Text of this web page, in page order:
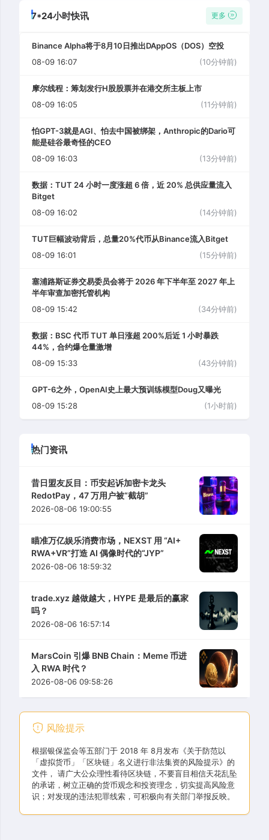
7*24小时快讯 更多
Binance Alpha将于8月10日推出DAppOS（DOS）空投
08-09 16:07
(10分钟前)
摩尔线程：筹划发行H股股票并在港交所主板上市
08-09 16:05
(11分钟前)
怕GPT-3就是AGI、怕去中国被绑架，Anthropic的Dario可
能是硅谷最奇怪的CEO
08-09 16:03
(13分钟前)
数据：TUT 24 小时一度涨超 6 倍，近 20% 总供应量流入
Bitget
08-09 16:02
(14分钟前)
TUT巨幅波动背后，总量20%代币从Binance流入Bitget
08-09 16:01
(15分钟前)
塞浦路斯证券交易委员会将于 2026 年下半年至 2027 年上
半年审查加密托管机构
08-09 15:42
(34分钟前)
数据：BSC 代币 TUT 单日涨超 200%后近 1 小时暴跌
44%，合约爆仓量激增
08-09 15:33
(43分钟前)
GPT-6之外，OpenAI史上最大预训练模型Doug又曝光
08-09 15:28
(1小时前)
热门资讯
昔日盟友反目：币安起诉加密卡龙头
RedotPay，47 万用户被“截胡”
2026-08-06 19:00:55
瞄准万亿娱乐消费市场，NEXST 用 “AI+
RWA+VR”打造 AI 偶像时代的“JYP”
2026-08-06 18:59:32
trade.xyz 越做越大，HYPE 是最后的赢家
吗？
2026-08-06 16:57:14
MarsCoin 引爆 BNB Chain：Meme 币进
入 RWA 时代？
2026-08-06 09:58:26
风险提示
根据银保监会等五部门于 2018 年 8月发布《关于防范以
「虚拟货币」「区块链」名义进行非法集资的风险提示》的
文件， 请广大公众理性看待区块链，不要盲目相信天花乱坠
的承诺，树立正确的货币观念和投资理念，切实提高风险意
识；对发现的违法犯罪线索，可积极向有关部门举报反映。